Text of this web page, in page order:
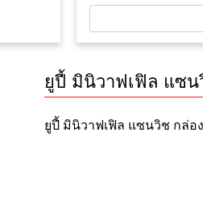
ยูปี้ มินิวาฟเฟิล แซ
ยูปี้ มินิวาฟเฟิล แซนวิช กล่อ